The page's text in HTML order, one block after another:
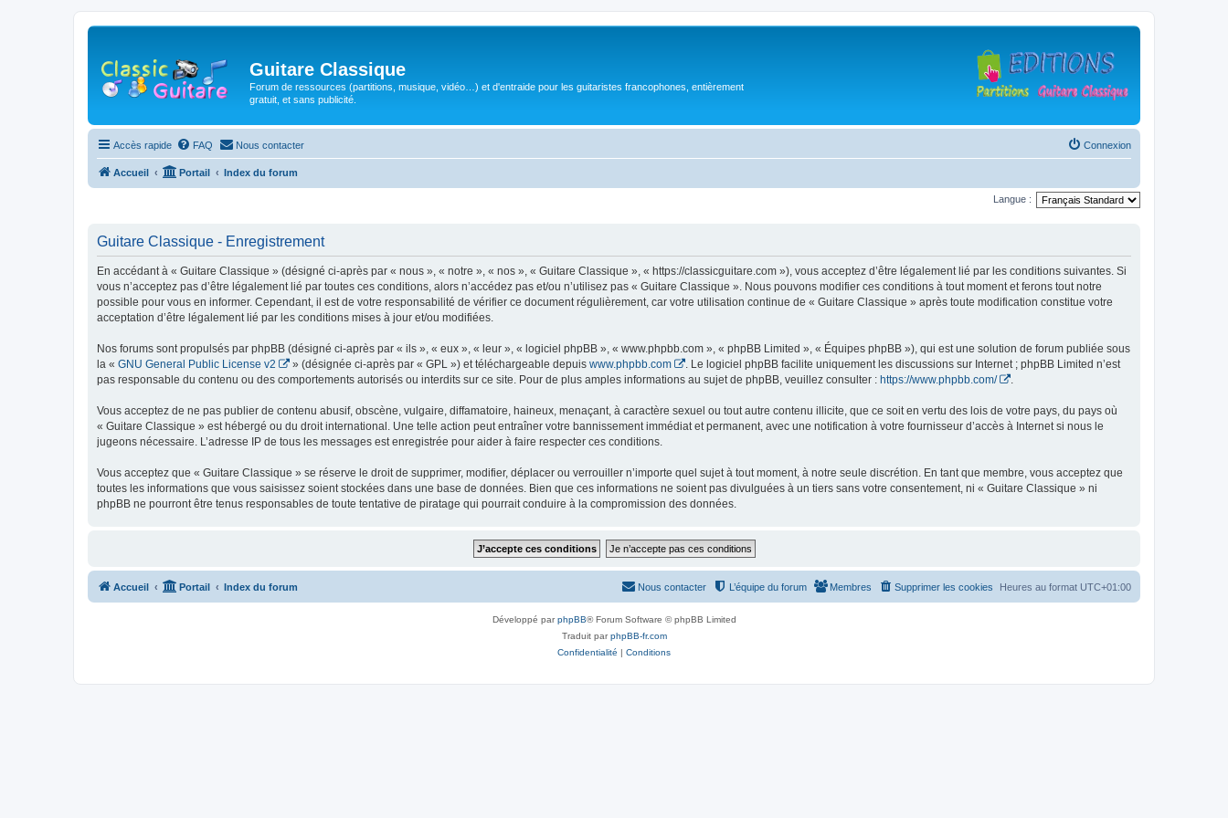
Guitare Classique
Forum de ressources (partitions, musique, vidéo…) et d'entraide pour les guitaristes francophones, entièrement
gratuit, et sans publicité.
Accès rapide FAQ Nous contacter Connexion
Accueil Portail Index du forum
Langue :
Guitare Classique - Enregistrement
En accédant à « Guitare Classique » (désigné ci-après par « nous », « notre », « nos », « Guitare Classique », « https://classicguitare.com »), vous acceptez d’être légalement lié par les conditions suivantes. Si
vous n’acceptez pas d’être légalement lié par toutes ces conditions, alors n’accédez pas et/ou n’utilisez pas « Guitare Classique ». Nous pouvons modifier ces conditions à tout moment et ferons tout notre
possible pour vous en informer. Cependant, il est de votre responsabilité de vérifier ce document régulièrement, car votre utilisation continue de « Guitare Classique » après toute modification constitue votre
acceptation d’être légalement lié par les conditions mises à jour et/ou modifiées.
Nos forums sont propulsés par phpBB (désigné ci-après par « ils », « eux », « leur », « logiciel phpBB », « www.phpbb.com », « phpBB Limited », « Équipes phpBB »), qui est une solution de forum publiée sous
la « GNU General Public License v2 » (désignée ci-après par « GPL ») et téléchargeable depuis www.phpbb.com
. Le logiciel phpBB facilite uniquement les discussions sur Internet ; phpBB Limited n’est
pas responsable du contenu ou des comportements autorisés ou interdits sur ce site. Pour de plus amples informations au sujet de phpBB, veuillez consulter : https://www.phpbb.com/ .
Vous acceptez de ne pas publier de contenu abusif, obscène, vulgaire, diffamatoire, haineux, menaçant, à caractère sexuel ou tout autre contenu illicite, que ce soit en vertu des lois de votre pays, du pays où
« Guitare Classique » est hébergé ou du droit international. Une telle action peut entraîner votre bannissement immédiat et permanent, avec une notification à votre fournisseur d’accès à Internet si nous le
jugeons nécessaire. L’adresse IP de tous les messages est enregistrée pour aider à faire respecter ces conditions.
Vous acceptez que « Guitare Classique » se réserve le droit de supprimer, modifier, déplacer ou verrouiller n’importe quel sujet à tout moment, à notre seule discrétion. En tant que membre, vous acceptez que
toutes les informations que vous saisissez soient stockées dans une base de données. Bien que ces informations ne soient pas divulguées à un tiers sans votre consentement, ni « Guitare Classique » ni
phpBB ne pourront être tenus responsables de toute tentative de piratage qui pourrait conduire à la compromission des données.
Accueil Portail Index du forum Heures au format UTC+01:00
Supprimer les cookies
Membres
L’équipe du forum
Nous contacter
Développé parphpBB® Forum Software © phpBB Limited
Traduit parphpBB-fr.com
Confidentialité | Conditions